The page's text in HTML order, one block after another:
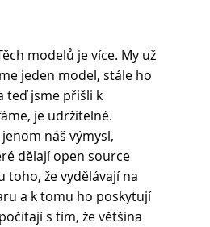
modelů je více. My už
jeden model, stále ho
teď jsme přišli k
je udržitelné.
náš výmysl,
dělají open source
toho, že vydělávají na
a k tomu ho poskytují
s tím, že většina